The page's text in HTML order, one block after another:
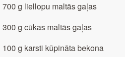
700 g liellopu maltās gaļas
300 g cūkas maltās gaļas
100 g karsti kūpināta bekona